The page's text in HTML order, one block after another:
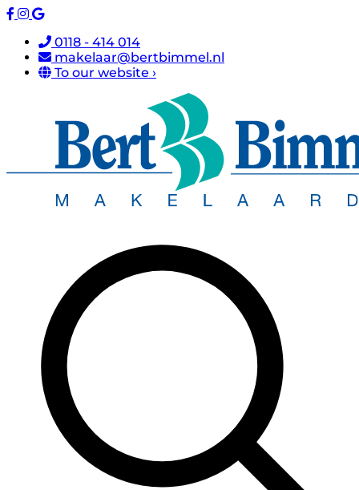
0118 - 414 014
makelaar@bertbimmel.nl
To our website ›